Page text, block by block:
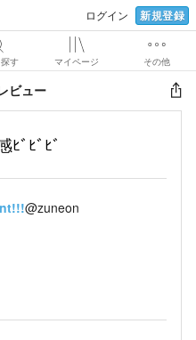
ログイン 新規登録
す マイページ その他
ビュー
ﾋﾞﾋﾞﾋﾞ
@zuneon